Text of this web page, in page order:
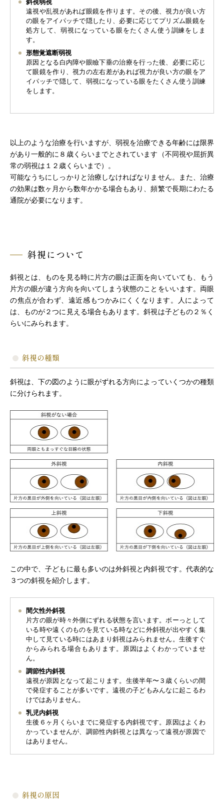
斜視弱視
遠視や乱視があれば眼鏡を作ります。その後、視力が良い方
の眼をアイパッチで隠したり、必要に応じてプリズム眼鏡を
処方して、弱視になっている眼をたくさん使う訓練をしま
す。
形態覚遮断弱視
原因となる白内障や眼瞼下垂の治療を行った後、必要に応じ
て眼鏡を作り、視力の左右差があれば視力が良い方の眼をア
イパッチで隠して、弱視になっている眼をたくさん使う訓練
をします。
以上のような治療を行いますが、弱視を治療できる年齢には限界
があり一般的に８歳くらいまでとされています（不同視や屈折異
常の弱視は１２歳くらいまで）。
可能なうちにしっかりと治療しなければなりません。また、治療
の効果は数ヶ月から数年かかる場合もあり、頻繁で長期にわたる
通院が必要になります。
斜視について
斜視とは、ものを見る時に片方の眼は正面を向いていても、もう
片方の眼が違う方向を向いてしまう状態のことをいいます。両眼
の焦点が合わず、遠近感もつかみにくくなります。人によって
は、ものが２つに見える場合もあります。斜視は子どもの２％く
らいにみられます。
斜視の種類
斜視は、下の図のように眼がずれる方向によっていくつかの種類
に分けられます。
この中で、子どもに最も多いのは外斜視と内斜視です。代表的な
３つの斜視を紹介します。
間欠性外斜視
片方の眼が時々外側にずれる状態を言います。ボーっとして
いる時や遠くのものを見ている時などに外斜視が出やすく集
中して見ている時にはあまり斜視はみられません。生後すぐ
からみられる場合もあります。原因はよくわかっていませ
ん。
調節性内斜視
遠視が原因となって起こります。生後半年〜３歳くらいの間
で発症することが多いです。遠視の子どもみんなに起こるわ
けではありません。
乳児内斜視
生後６ヶ月くらいまでに発症する内斜視です。原因はよくわ
かっていませんが、調節性内斜視とは異なって遠視が原因で
はありません。
斜視の原因